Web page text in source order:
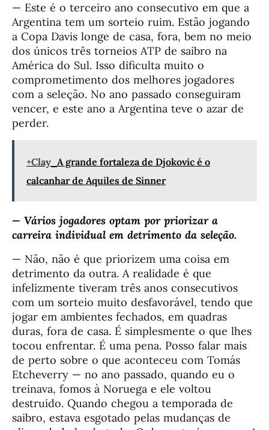
— Este é o terceiro ano consecutivo em que a
Argentina tem um sorteio ruim. Estão jogando
a Copa Davis longe de casa, fora, bem no meio
dos únicos três torneios ATP de saibro na
América do Sul. Isso dificulta muito o
comprometimento dos melhores jogadores
com a seleção. No ano passado conseguiram
vencer, e este ano a Argentina teve o azar de
perder.
+Clay A grande fortaleza de Djokovic é o
calcanhar de Aquiles de Sinner
— Vários jogadores optam por priorizar a
carreira individual em detrimento da seleção.
— Não, não é que priorizem uma coisa em
detrimento da outra. A realidade é que
infelizmente tiveram três anos consecutivos
com um sorteio muito desfavorável, tendo que
jogar em ambientes fechados, em quadras
duras, fora de casa. É simplesmente o que lhes
tocou enfrentar. É uma pena. Posso falar mais
de perto sobre o que aconteceu com Tomás
Etcheverry — no ano passado, quando eu o
treinava, fomos à Noruega e ele voltou
destruído. Quando chegou a temporada de
saibro, estava esgotado pelas mudanças de